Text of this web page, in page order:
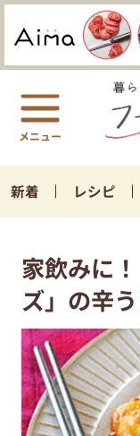
新着 レシピ
家飲みに
ズ」の辛